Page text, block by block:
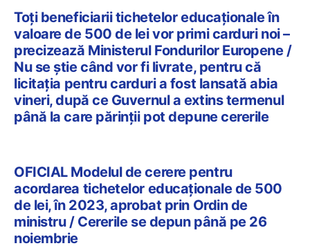
Toți beneficiarii tichetelor educaționale în
valoare de 500 de lei vor primi carduri noi –
precizează Ministerul Fondurilor Europene /
Nu se știe când vor fi livrate, pentru că
licitația pentru carduri a fost lansată abia
vineri, după ce Guvernul a extins termenul
până la care părinții pot depune cererile
OFICIAL Modelul de cerere pentru
acordarea tichetelor educaționale de 500
de lei, în 2023, aprobat prin Ordin de
ministru / Cererile se depun până pe 26
noiembrie